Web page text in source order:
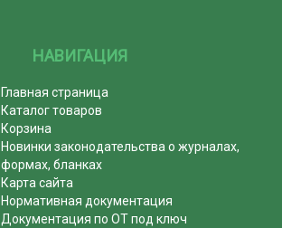
НАВИГАЦИЯ
Главная страница
Каталог товаров
Корзина
Новинки законодательства о журналах,
формах, бланках
Карта сайта
Нормативная документация
Документация по ОТ под ключ